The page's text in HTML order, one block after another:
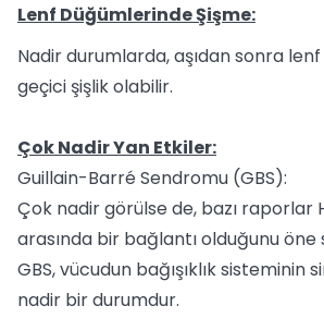
Lenf Düğümlerinde Şişme:
Nadir durumlarda, aşıdan sonra
geçici şişlik olabilir.
Çok Nadir Yan Etkiler:
Guillain-Barré Sendromu (GBS):
Çok nadir görülse de, bazı raporlar
arasında bir bağlantı olduğunu
GBS, vücudun bağışıklık sisteminin
nadir bir durumdur.